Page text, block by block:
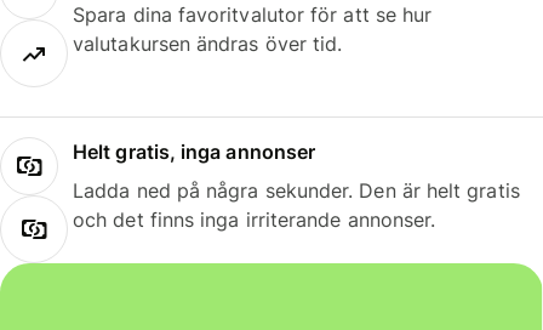
Spara dina favoritvalutor för att se hur
valutakursen ändras över tid.
Helt gratis, inga annonser
Ladda ned på några sekunder. Den är helt gratis
och det finns inga irriterande annonser.